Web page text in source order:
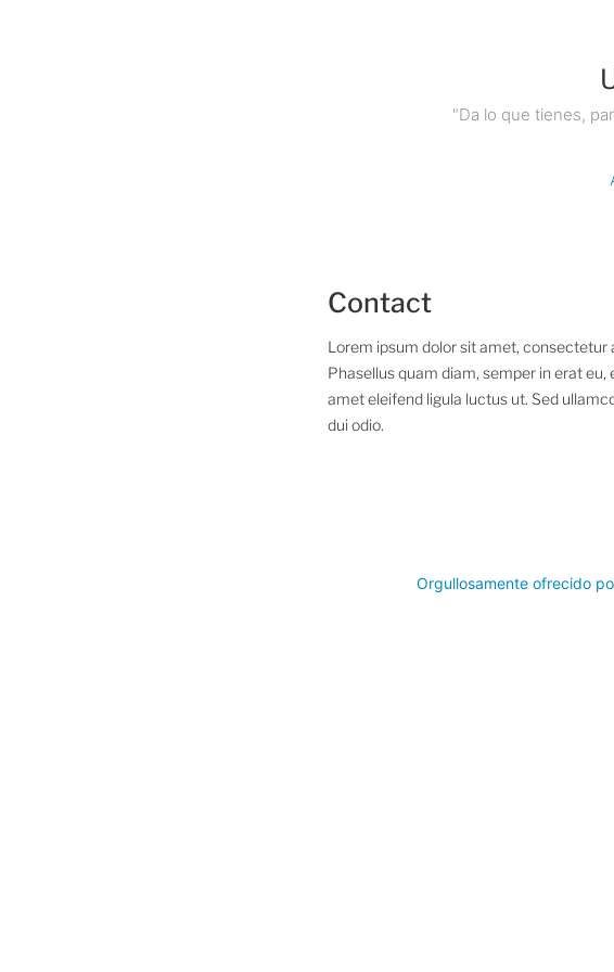
"Da lo que tienes,
Contact
Lorem ipsum dolor sit amet, consectetur
Phasellus quam diam, semper in erat
amet eleifend ligula luctus ut. Sed
dui odio.
Orgullosamente ofrecido